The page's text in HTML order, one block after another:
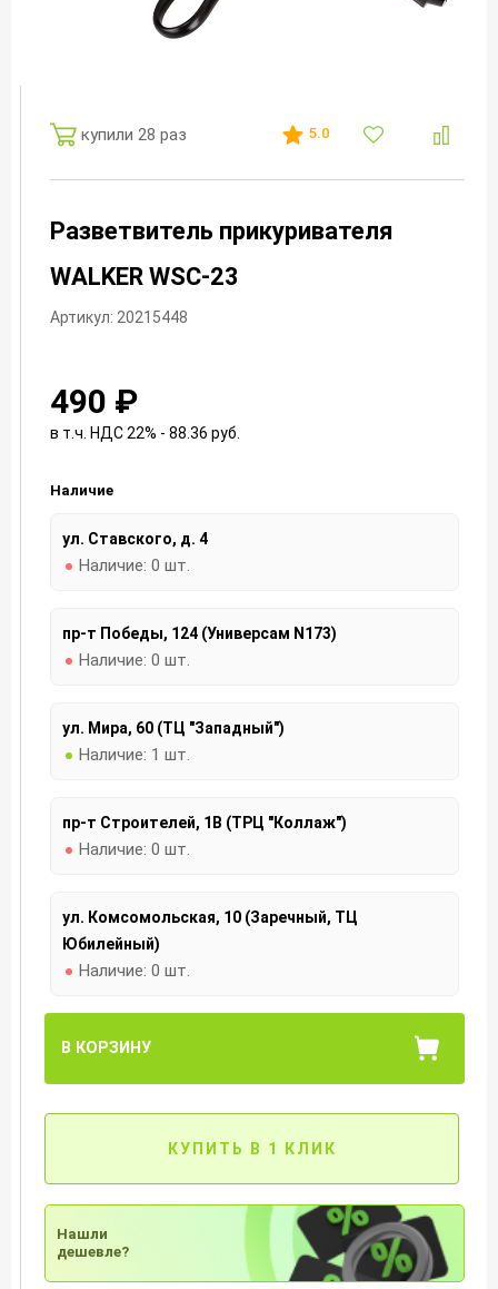
купили 28 раз 5.0
Разветвитель прикуривателя
WALKER WSC-23
Артикул: 20215448
490 ₽
в т.ч. НДС 22% - 88.36 руб.
Наличие
ул. Ставского, д. 4
Наличие: 0 шт.
пр-т Победы, 124 (Универсам N173)
Наличие: 0 шт.
ул. Мира, 60 (ТЦ "Западный")
Наличие: 1 шт.
пр-т Строителей, 1В (ТРЦ "Коллаж")
Наличие: 0 шт.
ул. Комсомольская, 10 (Заречный, ТЦ
Юбилейный)
Наличие: 0 шт.
В КОРЗИНУ
КУПИТЬ В 1 КЛИК
Нашли
дешевле?